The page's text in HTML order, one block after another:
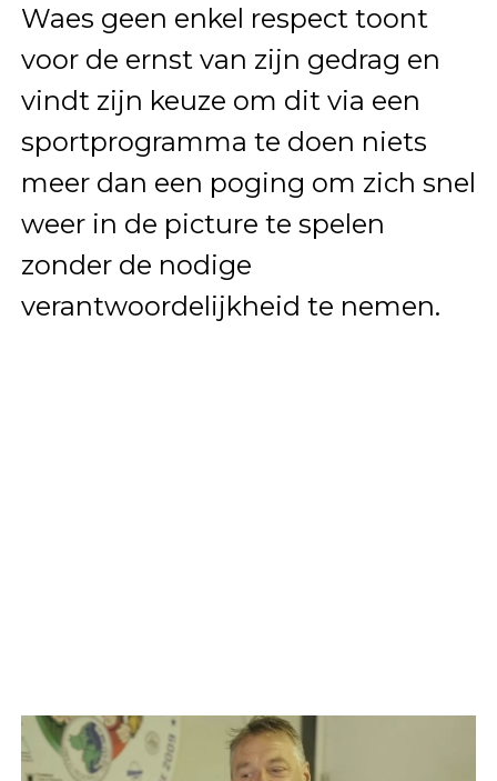
Waes geen enkel respect toont
voor de ernst van zijn gedrag en
vindt zijn keuze om dit via een
sportprogramma te doen niets
meer dan een poging om zich snel
weer in de picture te spelen
zonder de nodige
verantwoordelijkheid te nemen.